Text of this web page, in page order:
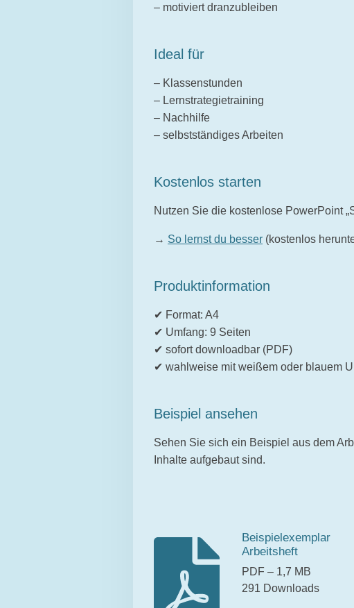
S
r
n
– motiviert dranzubleiben
Ideal für
– Klassenstunden
– Lernstrategietraining
– Nachhilfe
– selbstständiges Arbeiten
Kostenlos starten
Nutzen Sie die kostenlose PowerPoint
→ So lernst du besser (kostenlos
Produktinformation
✔ Format: A4
✔ Umfang: 9 Seiten
✔ sofort downloadbar (PDF)
✔ wahlweise mit weißem oder blauem
Beispiel ansehen
Sehen Sie sich ein Beispiel aus dem
Inhalte aufgebaut sind.
Beispielexemplar
Arbeitsheft
PDF – 1,7 MB
291 Downloads